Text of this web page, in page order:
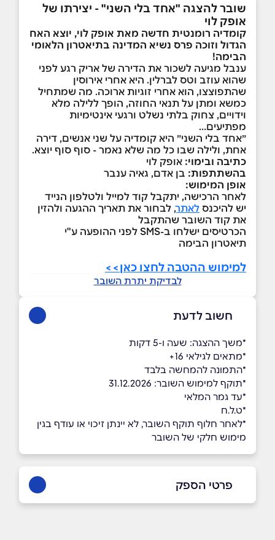
שובר להצגה "אחד בלי השני" - יצירתו של
אופק לוי
קומדיה רומנטית חדשה מאת אופק לוי, יוצא האח
הגדול וזוכה פרס נשיא המדינה בתיאטרון הלאומי
הבימה!
ענבל מגיעה לשכור את הדירה של אריק רגע לפני
שהוא עוזב וטס לברלין. היא אחרי אירוסין
שהתפוצצו, הוא אחרי זוגיות ארוכה. מה שמתחיל
כמשא ומתן על תנאי החוזה, הופך ללילה מלא
וידויים, צחוק בלתי נשלט ורגעי אינטימיות
מפתיעים…
״אחד בלי השני״ היא קומדיה על שני אנשים, דירה
אחת, ולילה שבו כל מה שלא נאמר - סוף סוף יוצא.
כתיבה ובימוי: אופק לוי
בהשתתפות: בן אדם, גאיה ענבר
אופן המימוש:
לאחר הרכישה, יתקבל קוד למייל ולטלפון הנייד
יש להיכנס לאתר, לבחור את תאריך ההגעה ולהזין
את קוד השובר שהתקבל
הכרטיסים ישלחו ב-SMS לפני ההופעה ע"י
תיאטרון הבימה
למימוש ההטבה לחצו כאן>>
לבדיקת יתרת השובר
חשוב לדעת
*משך ההצגה: שעה ו-5 דקות
*מתאים לגילאי 16+
*התמונה להמחשה בלבד
*תוקף למימוש השובר: 31.12.2026
*עד גמר המלאי
*ט.ל.ח
*לאחר חלוף תוקף השובר, לא יינתן זיכוי או עודף בגין
מימוש חלקי של השובר
פרטי הספק